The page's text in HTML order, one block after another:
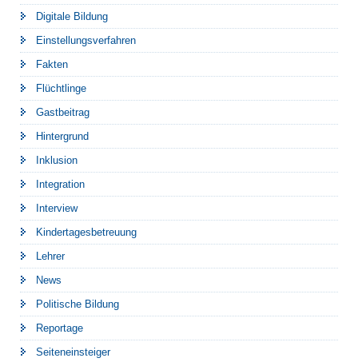
Digitale Bildung
Einstellungsverfahren
Fakten
Flüchtlinge
Gastbeitrag
Hintergrund
Inklusion
Integration
Interview
Kindertagesbetreuung
Lehrer
News
Politische Bildung
Reportage
Seiteneinsteiger